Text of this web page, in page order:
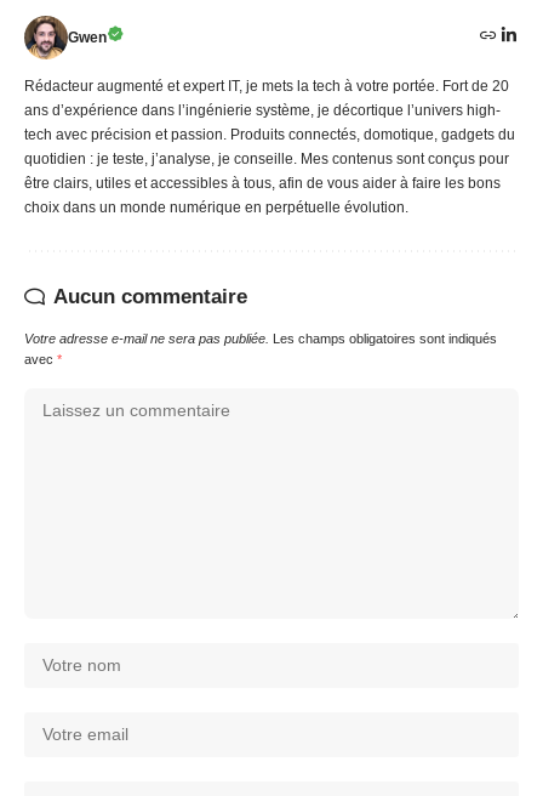
Gwen
Rédacteur augmenté et expert IT, je mets la tech à votre portée. Fort de 20
ans d’expérience dans l’ingénierie système, je décortique l’univers high-
tech avec précision et passion. Produits connectés, domotique, gadgets du
quotidien : je teste, j’analyse, je conseille. Mes contenus sont conçus pour
être clairs, utiles et accessibles à tous, afin de vous aider à faire les bons
choix dans un monde numérique en perpétuelle évolution.
Aucun commentaire
Votre adresse e-mail ne sera pas publiée. Les champs obligatoires sont indiqués
avec *